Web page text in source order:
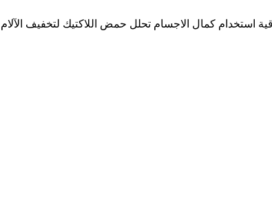
استخدام كمال الاجسام تحلل حمض اللاكتيك لتخفيف